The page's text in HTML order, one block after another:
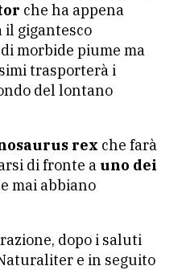
che ha appena
il gigantesco
morbide piume ma
trasporterà i
del lontano
rex che farà
di fronte a uno dei
mai abbiano
dopo i saluti
e in seguito